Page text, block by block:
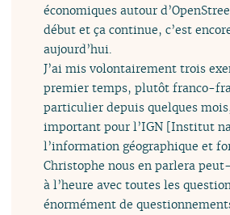
économiques autour
début et ça continue, c’est
aujourd’hui.
J’ai mis volontairement trois
premier temps, plutôt franco-
particulier depuis quelques
important pour l’IGN [Institut
l’information géographique et
Christophe nous en parlera
à l’heure avec toutes les
énormément de